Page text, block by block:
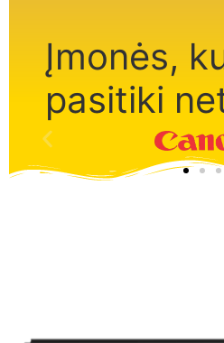
Įmonės,
pasitiki